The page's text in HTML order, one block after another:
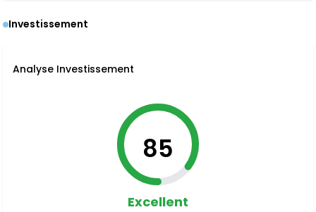
Investissement
Analyse Investissement
85
Excellent